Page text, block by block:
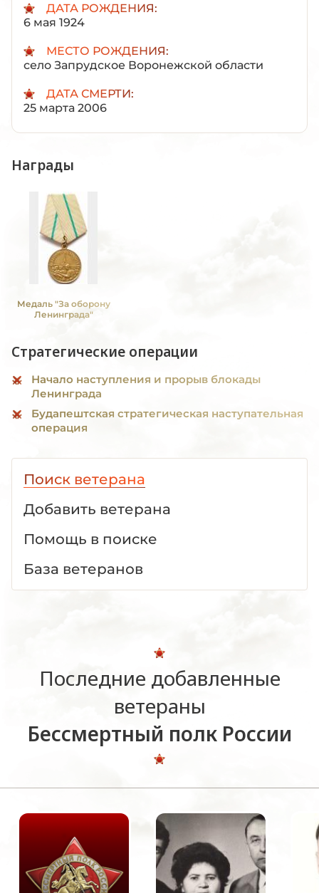
ДАТА РОЖДЕНИЯ:
6 мая 1924
МЕСТО РОЖДЕНИЯ:
село Запрудское Воронежской области
ДАТА СМЕРТИ:
25 марта 2006
Награды
Медаль "За оборону
Ленинграда"
Стратегические операции
Начало наступления и прорыв блокады
Ленинграда
Будапештская стратегическая наступательная
операция
Поиск ветерана
Добавить ветерана
Помощь в поиске
База ветеранов
Последние добавленные
ветераны
Бессмертный полк России